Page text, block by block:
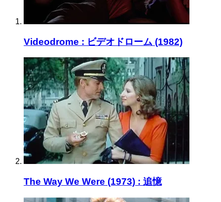
Videodrome : ビデオドローム (1982)
The Way We Were (1973) : 追憶